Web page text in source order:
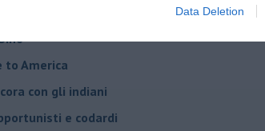
Data Deletion
e lontana dal mio cuore
to America
con gli indiani
e codardi